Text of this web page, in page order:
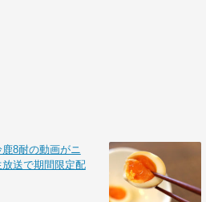
8耐の動画がニ
送で期間限定配